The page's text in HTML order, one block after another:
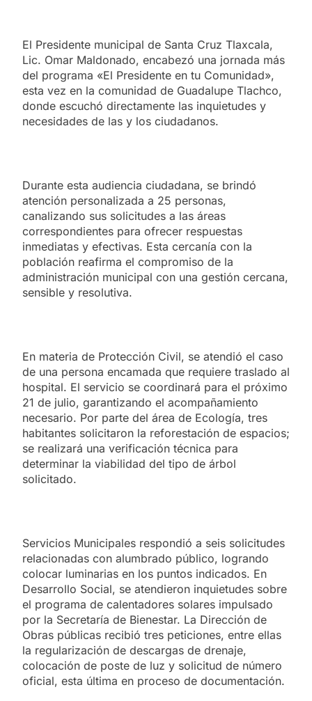
El Presidente municipal de Santa Cruz Tlaxcala,
Lic. Omar Maldonado, encabezó una jornada más
del programa «El Presidente en tu Comunidad»,
esta vez en la comunidad de Guadalupe Tlachco,
donde escuchó directamente las inquietudes y
necesidades de las y los ciudadanos.
Durante esta audiencia ciudadana, se brindó
atención personalizada a 25 personas,
canalizando sus solicitudes a las áreas
correspondientes para ofrecer respuestas
inmediatas y efectivas. Esta cercanía con la
población reafirma el compromiso de la
administración municipal con una gestión cercana,
sensible y resolutiva.
En materia de Protección Civil, se atendió el caso
de una persona encamada que requiere traslado al
hospital. El servicio se coordinará para el próximo
21 de julio, garantizando el acompañamiento
necesario. Por parte del área de Ecología, tres
habitantes solicitaron la reforestación de espacios;
se realizará una verificación técnica para
determinar la viabilidad del tipo de árbol
solicitado.
Servicios Municipales respondió a seis solicitudes
relacionadas con alumbrado público, logrando
colocar luminarias en los puntos indicados. En
Desarrollo Social, se atendieron inquietudes sobre
el programa de calentadores solares impulsado
por la Secretaría de Bienestar. La Dirección de
Obras públicas recibió tres peticiones, entre ellas
la regularización de descargas de drenaje,
colocación de poste de luz y solicitud de número
oficial, esta última en proceso de documentación.